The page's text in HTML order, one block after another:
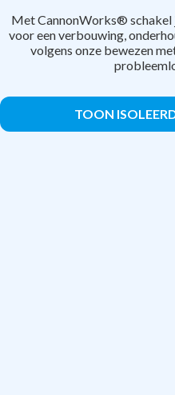
Met CannonWorks® schakel
voor een verbouwing,
volgens onze bewezen
TOON